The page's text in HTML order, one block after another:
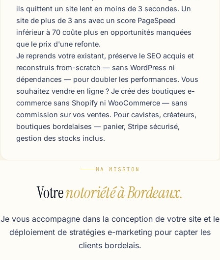
ils quittent un site lent en moins de 3 secondes. Un
site de plus de 3 ans avec un score PageSpeed
inférieur à 70 coûte plus en opportunités manquées
que le prix d'une refonte.
Je reprends votre existant, préserve le SEO acquis et
reconstruis from-scratch — sans WordPress ni
dépendances — pour doubler les performances. Vous
souhaitez vendre en ligne ? Je crée des boutiques e-
commerce sans Shopify ni WooCommerce — sans
commission sur vos ventes. Pour cavistes, créateurs,
boutiques bordelaises — panier, Stripe sécurisé,
gestion des stocks inclus.
MA MISSION
Votrenotoriété à Bordeaux.
Je vous accompagne dans la conception de votre site et le
déploiement de stratégies e-marketing pour capter les
clients bordelais.